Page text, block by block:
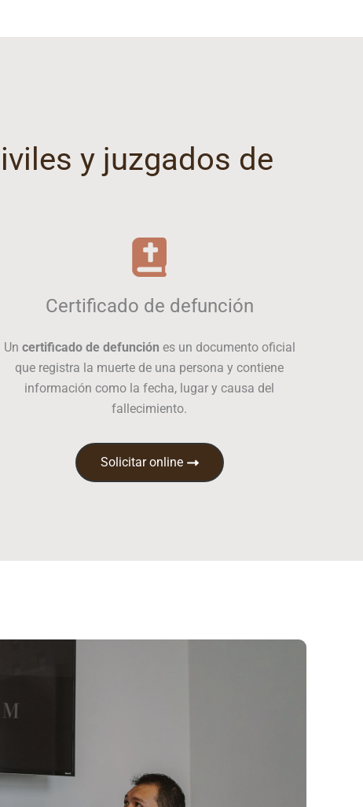
y juzgados de
Certificado de defunción
Un certificado de defunción es un documento oficial
que registra la muerte de una persona y contiene
información como la fecha, lugar y causa del
fallecimiento.
Solicitar online